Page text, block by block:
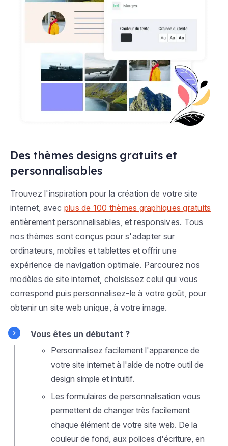
Des thèmes designs gratuits et
personnalisables
Trouvez l'inspiration pour la création de votre site
internet, avec plus de 100 thèmes graphiques gratuits
entièrement personnalisables, et responsives. Tous
nos thèmes sont conçus pour s'adapter sur
ordinateurs, mobiles et tablettes et offrir une
expérience de navigation optimale. Parcourez nos
modèles de site internet, choisissez celui qui vous
correspond puis personnalisez-le à votre goût, pour
obtenir un site web unique, à votre image.
Vous êtes un débutant ?
Personnalisez facilement l'apparence de
votre site internet à l'aide de notre outil de
design simple et intuitif.
Les formulaires de personnalisation vous
permettent de changer très facilement
chaque élément de votre site web. De la
couleur de fond, aux polices d'écriture, en